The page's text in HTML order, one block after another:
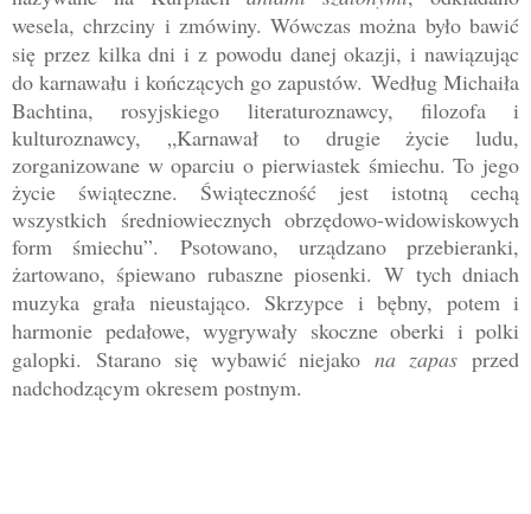
wesela, chrzciny i zmówiny. Wówczas można było bawić
się przez kilka dni i z powodu danej okazji, i nawiązując
do karnawału i kończących go zapustów. Według Michaiła
Bachtina, rosyjskiego literaturoznawcy, filozofa i
kulturoznawcy, „Karnawał to drugie życie ludu,
zorganizowane w oparciu o pierwiastek śmiechu. To jego
życie świąteczne. Świąteczność jest istotną cechą
wszystkich średniowiecznych obrzędowo-widowiskowych
form śmiechu”. Psotowano, urządzano przebieranki,
żartowano, śpiewano rubaszne piosenki.W tych dniach
muzyka grała nieustająco. Skrzypce i bębny, potem i
harmonie pedałowe, wygrywały skoczne oberki i polki
galopki. Starano się wybawić niejakona zapas przed
nadchodzącym okresem postnym.